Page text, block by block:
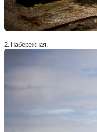
2. Набережная.